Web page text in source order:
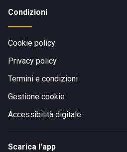
Condizioni
Cookie policy
Privacy policy
Termini e condizioni
Gestione cookie
Accessibilità digitale
Scarica l'app